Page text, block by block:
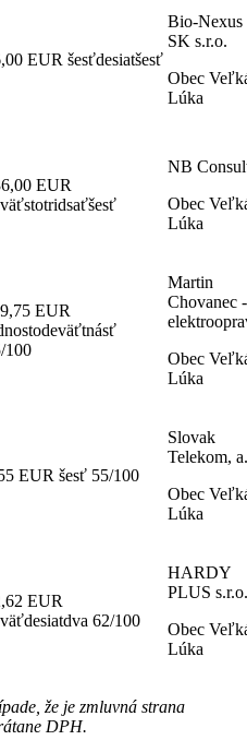
EUR šesťdesiatšesť
Bio-Nexus
SK s.r.o.
Obec
Lúka
EUR
NB
Obec
Lúka
EUR
100
Martin
Chovanec -
Obec
Lúka
EUR šesť 55/100
Slovak
Telekom,
Obec
Lúka
EUR
62/100
HARDY
PLUS s.r.o.
Obec
Lúka
že je zmluvná strana
DPH.